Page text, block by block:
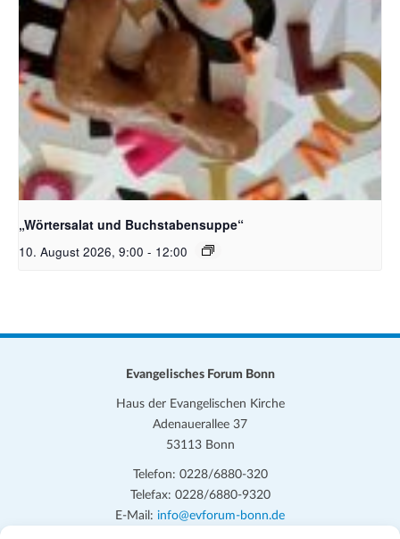
Bildquelle_ Pixabay Free_Christoph Meinersmann
„Wörtersalat und Buchstabensuppe“
10. August 2026, 9:00 - 12:00
Evangelisches Forum Bonn
Haus der Evangelischen Kirche
Adenauerallee 37
53113 Bonn
Telefon: 0228/6880-320
Telefax: 0228/6880-9320
E-Mail: info@evforum-bonn.de